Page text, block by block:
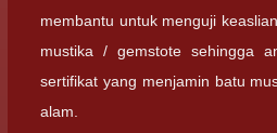
membantu untuk menguji
mustika / gemstote sehingga
sertifikat yang menjamin batu
alam.